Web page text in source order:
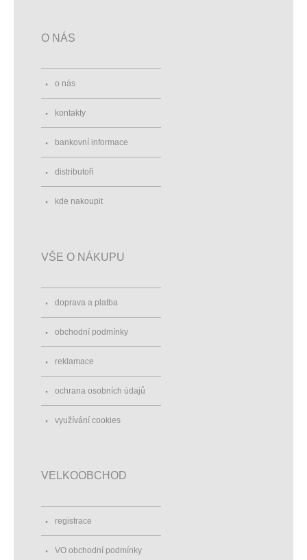
O NÁS
o nás
kontakty
bankovní informace
distributoři
kde nakoupit
VŠE O NÁKUPU
doprava a platba
obchodní podmínky
reklamace
ochrana osobních údajů
využívání cookies
VELKOOBCHOD
registrace
VO obchodní podmínky